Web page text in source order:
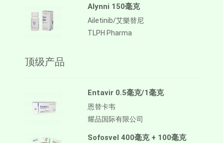
Alynni 150毫克
Ailetinib/艾樂替尼
TLPH Pharma
顶级产品
Entavir 0.5毫克/1毫克
恩替卡韦
耀品国际有限公司
Sofosvel 400毫克 + 100毫克